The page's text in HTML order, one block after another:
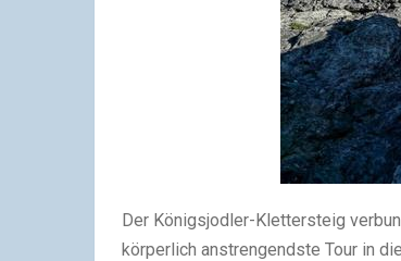
Der Königsjodler-Klettersteig
körperlich anstrengendste Tour in